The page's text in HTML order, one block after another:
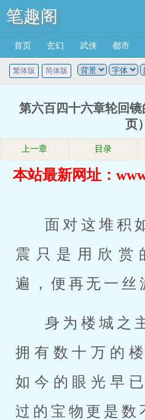
笔趣阁
首页 玄幻 武侠 都市
繁体版 简体版
第六百四十六章轮回
页）
上一章 目录
本站最新网址：
面对这堆积
震只是用欣赏
遍，便再无一丝
身为楼城之
拥有数十万的
如今的眼光早
过的宝物更是数